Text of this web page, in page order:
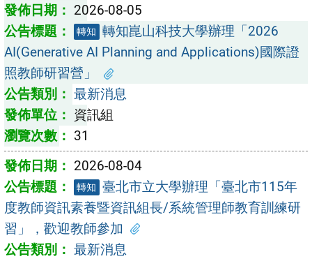
2026-08-05
轉知 轉知崑山科技大學辦理「2026
AI(Generative AI Planning and Applications)國際證
照教師研習營」
最新消息
資訊組
31
2026-08-04
轉知 臺北市立大學辦理「臺北市115年
度教師資訊素養暨資訊組長/系統管理師教育訓練研
習」，歡迎教師參加
最新消息